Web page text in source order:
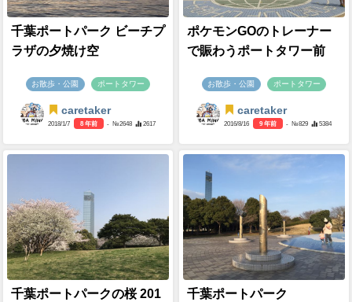
千葉ポートパーク ビーチプ
ラザの夕焼け空
お散歩・公園 ポートタワー
caretaker
2018/1/7 8 年前 - №2648 2617
ポケモンGOのトレーナー
で賑わうポートタワー前
お散歩・公園 ポートタワー
caretaker
2016/8/16 9 年前 - №829 5384
千葉ポートパークの桜 201
千葉ポートパーク